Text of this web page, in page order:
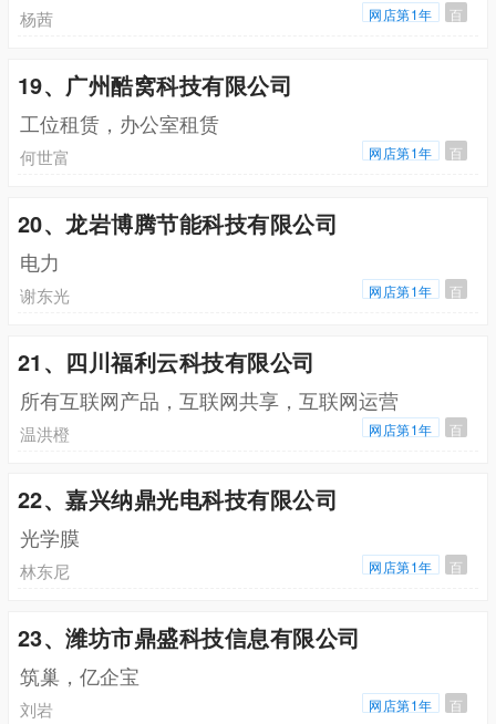
杨茜 网店第1年 百
19、广州酷窝科技有限公司
工位租赁，办公室租赁
何世富 网店第1年 百
20、龙岩博腾节能科技有限公司
电力
谢东光 网店第1年 百
21、四川福利云科技有限公司
所有互联网产品，互联网共享，互联网运营
温洪橙 网店第1年 百
22、嘉兴纳鼎光电科技有限公司
光学膜
林东尼 网店第1年 百
23、潍坊市鼎盛科技信息有限公司
筑巢，亿企宝
刘岩 网店第1年 百